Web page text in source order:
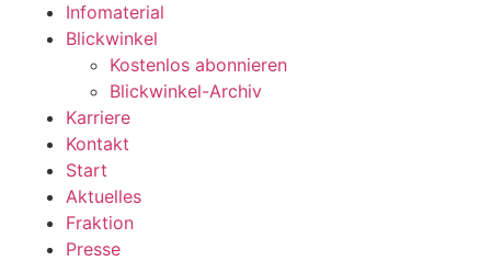
Infomaterial
Blickwinkel
Kostenlos abonnieren
Blickwinkel-Archiv
Karriere
Kontakt
Start
Aktuelles
Fraktion
Presse